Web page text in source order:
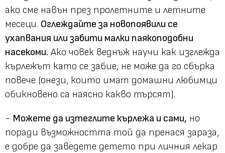
ако сме навън през пролетните и летните
месеци. Оглеждайте за новопоявили се
ухапвания или забити малки паякоподобни
насекоми. Ако човек веднъж научи как изглежда
кърлежът като се забие, не може да го сбърка
повече (онези, които имат домашни любимци
обикновено са наясно какво търсят).
- Можете да изтеглите кърлежа и сами, но
поради възможността той да пренася зараза,
е добре да заведете детето при личния лекар